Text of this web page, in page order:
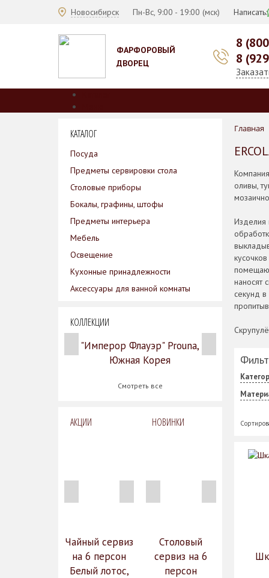
Новосибирск Пн-Вс, 9:00 - 19:00 (мск) Написать:
ФАРФОРОВЫЙ
ДВОРЕЦ
8
8
Производители
Скидки
Оплата
Доставка
Контакты
Главная
оливы,
Изделия
наносят
секунд
КАТАЛОГ
Посуда
Предметы сервировки стола
Столовые приборы
Бокалы, графины, штофы
Предметы интерьера
Мебель
Освещение
Кухонные принадлежности
Аксессуары для ванной комнаты
КОЛЛЕКЦИИ
"Имперор Флауэр" Prouna,
Южная Корея
Смотреть все
АКЦИИ
Чайный сервиз
на 6 персон
Белый лотос,
НОВИНКИ
Столовый
сервиз на 6
персон